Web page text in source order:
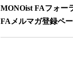
MONOist FAフォー
FAメルマガ登録ペ